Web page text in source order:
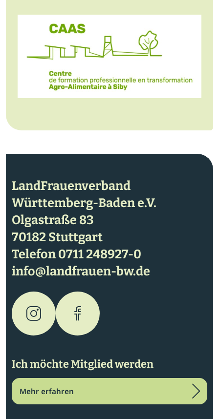
LandFrauenverband
Württemberg-Baden e.V.
Olgastraße 83
70182 Stuttgart
Telefon0711 248927-0
info@landfrauen-bw.de
Ich möchte Mitglied werden
Mehr erfahren